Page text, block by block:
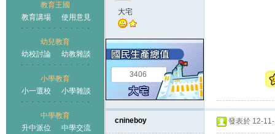
教育王國
教育講場
使用意見
幼兒教育
幼校討論
幼教雜談
小學教育
小一選校
小學雜談
中學教育
升中派位
中學交流
王國
大宅
3406
cnineboy 發表於 12-